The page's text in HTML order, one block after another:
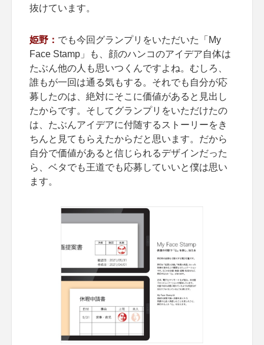
抜けています。
姫野： でも今回グランプリをいただいた「My
Face Stamp」も、顔のハンコのアイデア自体は
たぶん他の人も思いつくんですよね。むしろ、
誰もが一回は通る気もする。それでも自分が応
募したのは、絶対にそこに価値があると見出し
たからです。そしてグランプリをいただけたの
は、たぶんアイデアに付随するストーリーをき
ちんと見てもらえたからだと思います。だから
自分で価値があると信じられるデザインだった
ら、ベタでも王道でも応募していいと僕は思い
ます。